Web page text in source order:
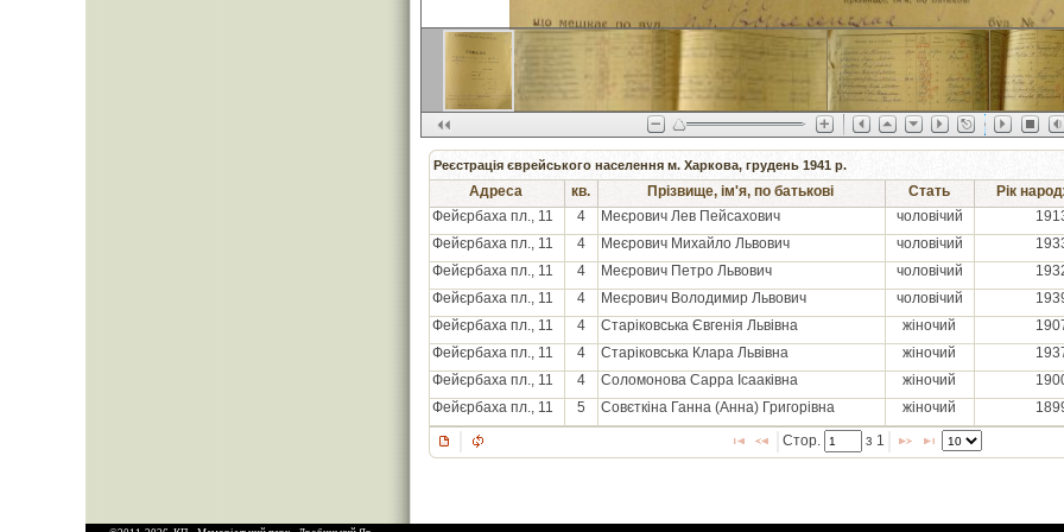
Реєстрація єврейського населення м. Харкова, грудень 1941 р.
Адреса кв. Прізвище, ім'я, по батькові Стать Рік
Фейєрбаха пл., 11
4 Меєрович Лев Пейсахович чоловічий
Фейєрбаха пл., 11
4 Меєрович Михайло Львович чоловічий
Фейєрбаха пл., 11
4 Меєрович Петро Львович чоловічий
Фейєрбаха пл., 11
4 Меєрович Володимир Львович чоловічий
Фейєрбаха пл., 11
4 Старіковська Євгенія Львівна жіночий
Фейєрбаха пл., 11
4 Старіковська Клара Львівна жіночий
Фейєрбаха пл., 11
4 Соломонова Сарра Ісааківна жіночий
Фейєрбаха пл., 11
5 Совєткіна Ганна (Анна) Григорівна жіночий
Стор.
з 1